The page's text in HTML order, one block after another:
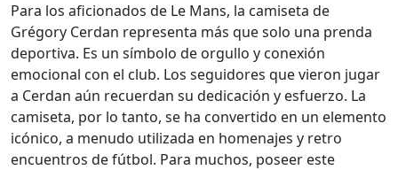
Para los aficionados de Le Mans, la camiseta de
Grégory Cerdan representa más que solo una prenda
deportiva. Es un símbolo de orgullo y conexión
emocional con el club. Los seguidores que vieron jugar
a Cerdan aún recuerdan su dedicación y esfuerzo. La
camiseta, por lo tanto, se ha convertido en un elemento
icónico, a menudo utilizada en homenajes y retro
encuentros de fútbol. Para muchos, poseer este